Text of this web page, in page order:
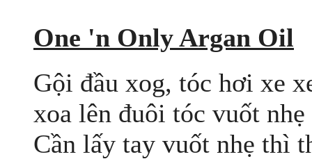
One 'n Only Argan Oil
Gội đầu xog, tóc hơi xe
xoa lên đuôi tóc vuốt
Cần lấy tay vuốt nhẹ thì